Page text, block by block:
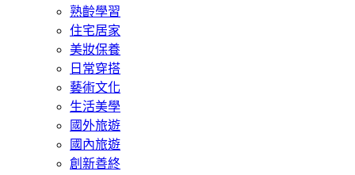
熟齡學習
住宅居家
美妝保養
日常穿搭
藝術文化
生活美學
國外旅遊
國內旅遊
創新善終